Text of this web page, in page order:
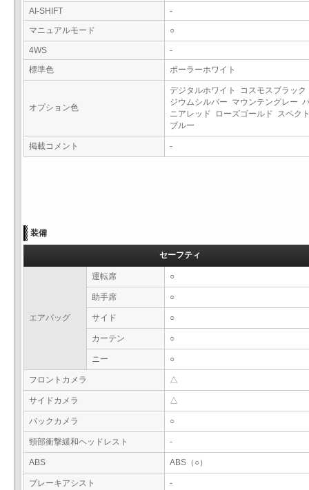
AI-SHIFT
-
マニュアルモード
○
4WS
-
標準色
ポーラーホワイト
オプション色
デジタルホワイト コスモスブラッ
ジウムシルバー マウンテングレー
ニアレッド ローズゴールド スペク
ブルー
掲載コメント -
装備
セーフティ
エアバッグ
運転席 ○
助手席 ○
サイド ○
カーテン ○
ニー ○
フロントカメラ △
サイドカメラ △
バックカメラ ○
頸部衝撃緩和ヘッドレスト -
ABS ABS（○）
ブレーキアシスト -